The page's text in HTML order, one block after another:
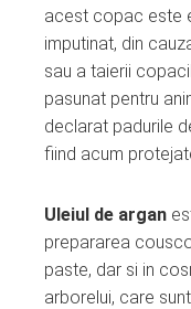
acest copac este
imputinat, din
sau a taierii
pasunat pentru
declarat padurile
fiind acum
Uleiul de argan
prepararea
paste, dar si in
arborelui, care